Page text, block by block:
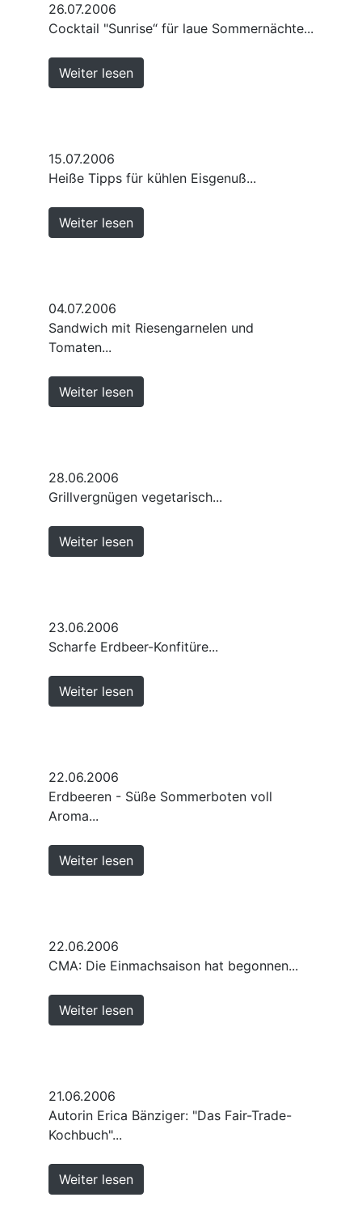
26.07.2006
Cocktail "Sunrise“ für laue Sommernächte...
Weiter lesen
15.07.2006
Heiße Tipps für kühlen Eisgenuß...
Weiter lesen
04.07.2006
Sandwich mit Riesengarnelen und
Tomaten...
Weiter lesen
28.06.2006
Grillvergnügen vegetarisch...
Weiter lesen
23.06.2006
Scharfe Erdbeer-Konfitüre...
Weiter lesen
22.06.2006
Erdbeeren - Süße Sommerboten voll
Aroma...
Weiter lesen
22.06.2006
CMA: Die Einmachsaison hat begonnen...
Weiter lesen
21.06.2006
Autorin Erica Bänziger: "Das Fair-Trade-
Kochbuch"...
Weiter lesen